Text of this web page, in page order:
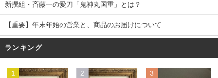
新撰組・斉藤一の愛刀「鬼神丸国重」とは？
【重要】年末年始の営業と、商品のお届けについて
ランキング
1 2 3